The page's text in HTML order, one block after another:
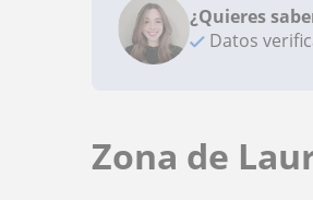
¿Quieres
Datos
Zona de